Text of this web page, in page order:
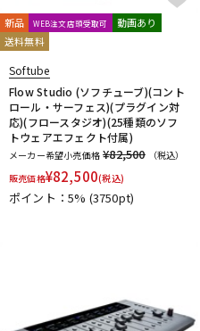
UDG u-he（ユーヒー）
unknown
UVI Vengeance
Vital Arts
Wave
WAVES
XFER
YAMAHA
ZAOR ZOOM
他
1st PLACE 360 Reality Audio
FREQPORT
Glorious Mntra
cmf by NOTHING
新品 WEB注文店頭受取可
動画あり
送料無料
Softube
Flow Studio (ソフチューブ)(コント
ロール・サーフェス)(プラグイン対
応)(フロースタジオ)(25種類のソフ
トウェアエフェクト付属)
メーカー希望小売価格 ¥82,500
（税込）
販売価格¥82,500(税込)
ポイント：5% (3750pt)